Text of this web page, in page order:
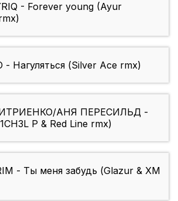
- Forever young (Ayur
- Нагуляться (Silver Ace rmx)
АНЯ ПЕРЕСИЛЬД -
P & Red Line rmx)
- Ты меня забудь (Glazur & XM